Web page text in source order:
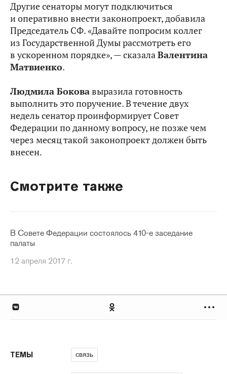
Другие сенаторы могут подключиться
и оперативно внести законопроект, добавила
Председатель СФ. «Давайте попросим коллег
из Государственной Думы рассмотреть его
в ускоренном порядке», — сказалаВалентина
Матвиенко.
Людмила Боковавыразила готовность
выполнить это поручение. В течение двух
недель сенатор проинформирует Совет
Федерации по данному вопросу, не позже чем
через месяц такой законопроект должен быть
внесен.
Смотрите также
В Совете Федерации состоялось 410-е заседание
палаты
12 апреля 2017 г.
ТЕМЫ связь